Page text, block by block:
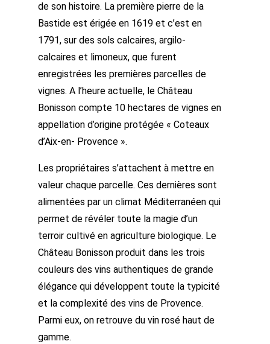
de son histoire. La première pierre de la
Bastide est érigée en 1619 et c’est en
1791, sur des sols calcaires, argilo-
calcaires et limoneux, que furent
enregistrées les premières parcelles de
vignes. A l’heure actuelle, le Château
Bonisson compte 10 hectares de vignes en
appellation d’origine protégée « Coteaux
d’Aix-en- Provence ».
Les propriétaires s’attachent à mettre en
valeur chaque parcelle. Ces dernières sont
alimentées par un climat Méditerranéen qui
permet de révéler toute la magie d’un
terroir cultivé en agriculture biologique. Le
Château Bonisson produit dans les trois
couleurs des vins authentiques de grande
élégance qui développent toute la typicité
et la complexité des vins de Provence.
Parmi eux, on retrouve du vin rosé haut de
gamme.